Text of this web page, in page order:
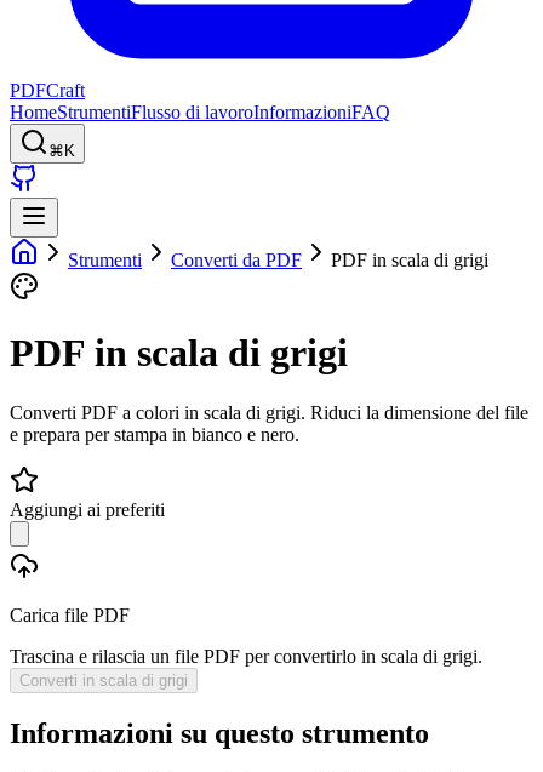
PDFCraft
HomeStrumentiFlusso di lavoroInformazioniFAQ
⌘K
Strumenti Converti da PDF PDF in scala di grigi
PDF in scala di grigi
Converti PDF a colori in scala di grigi. Riduci la dimensione del file
e prepara per stampa in bianco e nero.
Aggiungi ai preferiti
Carica file PDF
Trascina e rilascia un file PDF per convertirlo in scala di grigi.
Converti in scala di grigi
Informazioni su questo strumento